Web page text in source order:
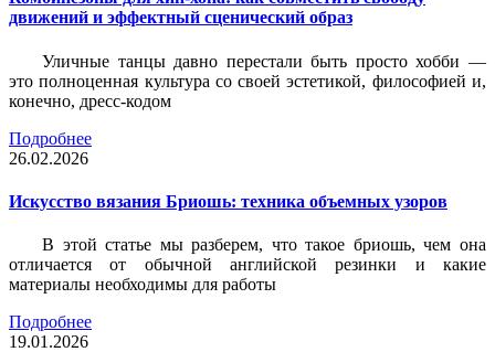
движений и эффектный сценический образ
Уличные танцы давно перестали быть просто хобби —
это полноценная культура со своей эстетикой, философией и,
конечно, дресс-кодом
Подробнее
26.02.2026
Искусство вязания Бриошь: техника объемных узоров
В этой статье мы разберем, что такое бриошь, чем она
отличается от обычной английской резинки и какие
материалы необходимы для работы
Подробнее
19.01.2026